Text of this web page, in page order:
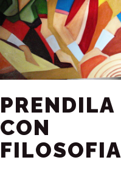
PRENDILA
CON
FILOSOFIA